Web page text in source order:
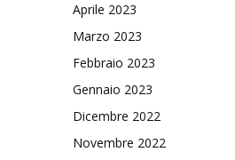
Aprile 2023
Marzo 2023
Febbraio 2023
Gennaio 2023
Dicembre 2022
Novembre 2022